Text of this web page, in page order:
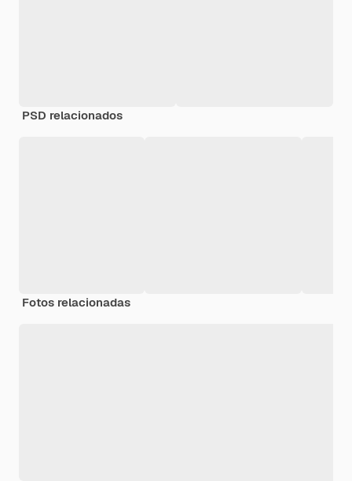
PSD relacionados
Fotos relacionadas